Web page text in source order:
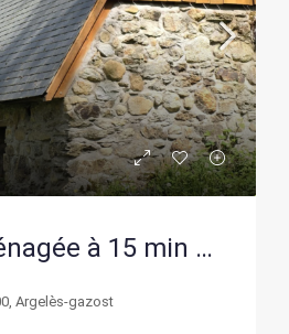
Grange aménagée à 15 min d’Argelès-Gazost avec terrain arboré de 5764 m²
Argelès-gazost